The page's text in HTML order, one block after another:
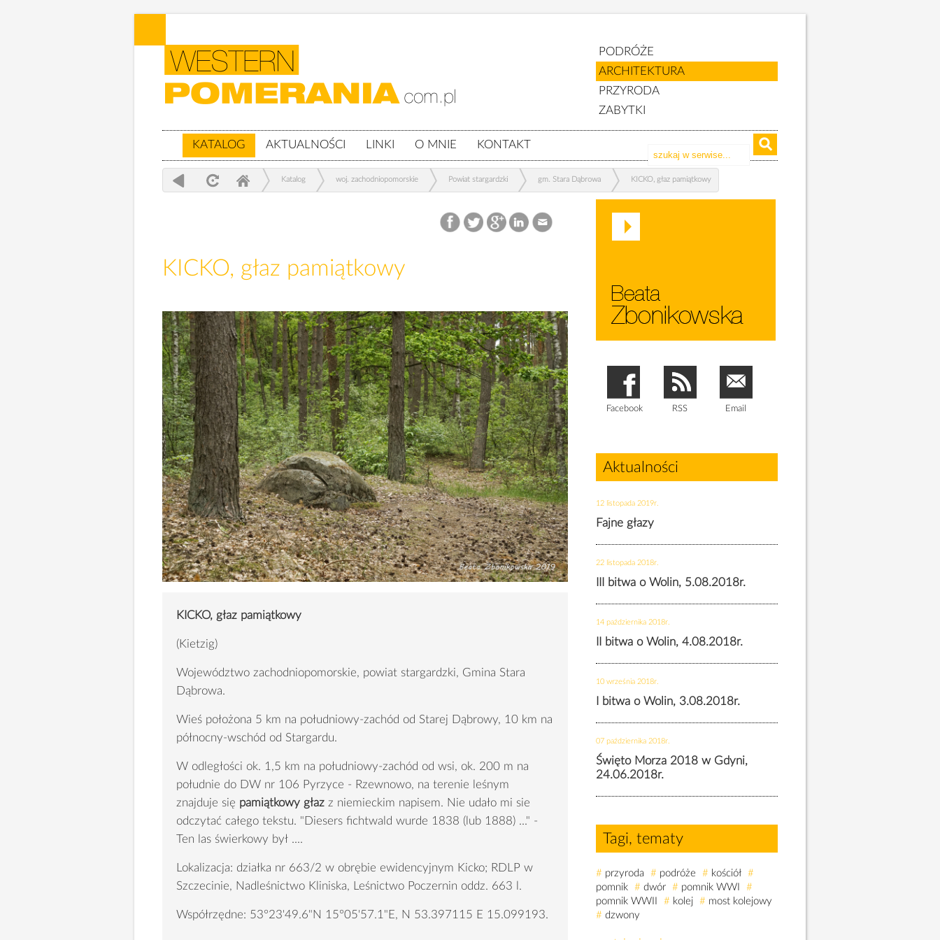
PODRÓŻE
ARCHITEKTURA
PRZYRODA
ZABYTKI
KATALOG AKTUALNOŚCI LINKI O MNIE KONTAKT
Katalog woj. zachodniopomorskie Powiat stargardzki gm. Stara Dąbrowa KICKO, głaz pamiątkowy
KICKO, głaz pamiątkowy
KICKO, głaz pamiątkowy
(Kietzig)
Województwo zachodniopomorskie, powiat stargardzki, Gmina Stara
Dąbrowa.
Wieś położona 5 km na południowy-zachód od Starej Dąbrowy, 10 km na
północny-wschód od Stargardu.
W odległości ok. 1,5 km na południowy-zachód od wsi, ok. 200 m na
południe do DW nr 106 Pyrzyce - Rzewnowo, na terenie leśnym
znajduje się pamiątkowy głaz z niemieckim napisem. Nie udało mi sie
odczytać całego tekstu. "Diesers fichtwald wurde 1838 (lub 1888) ..." -
Ten las świerkowy był ....
Lokalizacja: działka nr 663/2 w obrębie ewidencyjnym Kicko; RDLP w
Szczecinie, Nadleśnictwo Kliniska, Leśnictwo Poczernin oddz. 663 l.
Współrzędne: 53°23'49.6"N 15°05'57.1"E, N 53.397115 E 15.099193.
Facebook RSS Email
Aktualności
12 listopada 2019r.
Fajne głazy
22 listopada 2018r.
III bitwa o Wolin, 5.08.2018r.
14 października 2018r.
II bitwa o Wolin, 4.08.2018r.
10 września 2018r.
I bitwa o Wolin, 3.08.2018r.
07 października 2018r.
Święto Morza 2018 w Gdyni,
24.06.2018r.
Tagi, tematy
# przyroda # podróże # kościół #
pomnik # dwór # pomnik WWI
#
pomnik WWII
# kolej # most kolejowy
# dzwony